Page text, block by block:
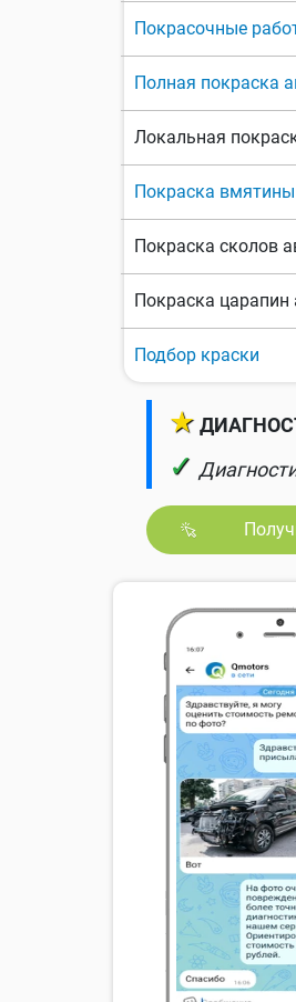
Покрасочные
Полная покраска
Локальная
Покраска
Покраска сколов
Покраска
Подбор краски
★
✓